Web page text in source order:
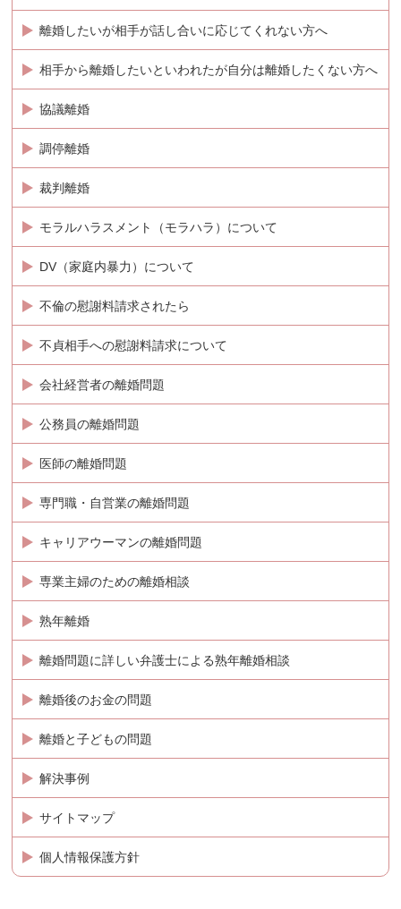
離婚したいが相手が話し合いに応じてくれない方へ
相手から離婚したいといわれたが自分は離婚したくない方へ
協議離婚
調停離婚
裁判離婚
モラルハラスメント（モラハラ）について
DV（家庭内暴力）について
不倫の慰謝料請求されたら
不貞相手への慰謝料請求について
会社経営者の離婚問題
公務員の離婚問題
医師の離婚問題
専門職・自営業の離婚問題
キャリアウーマンの離婚問題
専業主婦のための離婚相談
熟年離婚
離婚問題に詳しい弁護士による熟年離婚相談
離婚後のお金の問題
離婚と子どもの問題
解決事例
サイトマップ
個人情報保護方針